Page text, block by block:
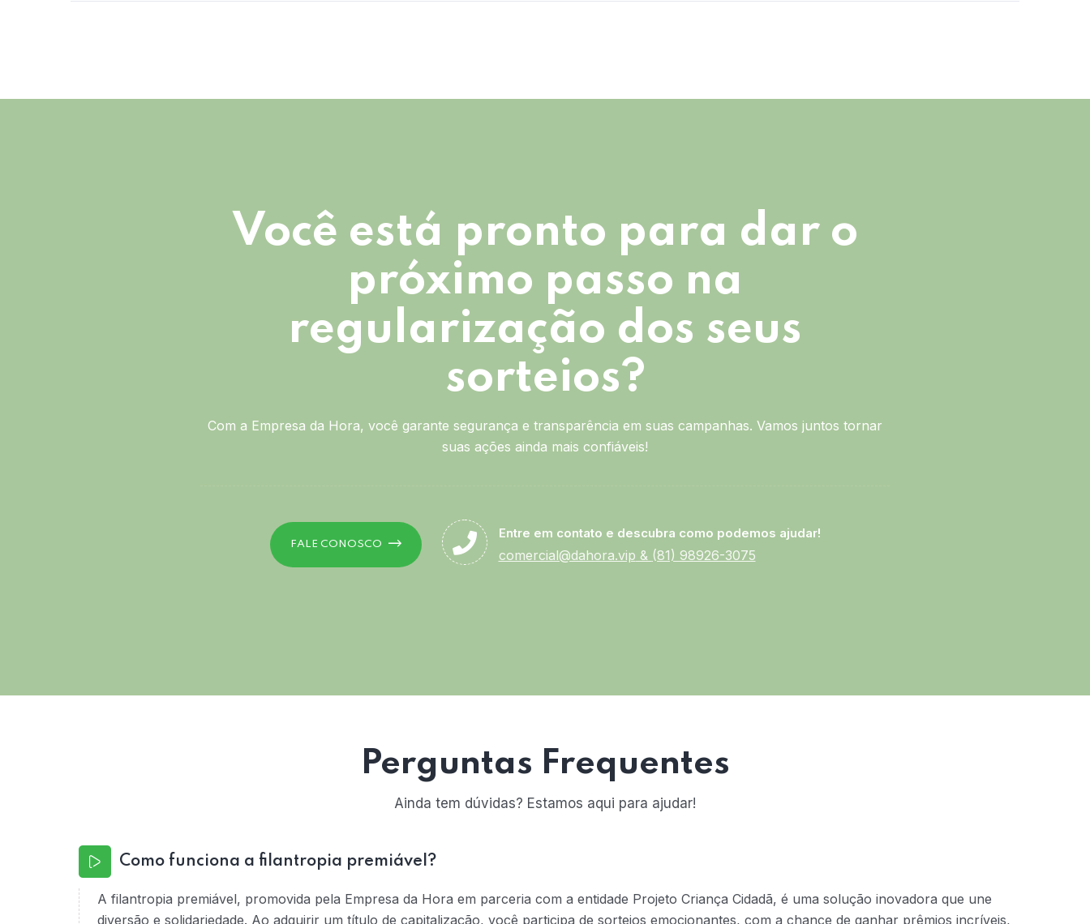
Você está pronto para dar o
próximo passo na
regularização dos seus
sorteios?
Com a Empresa da Hora, você garante segurança e transparência em suas campanhas. Vamos juntos tornar
suas ações ainda mais confiáveis!
FALE CONOSCO
Entre em contato e descubra como podemos ajudar!
comercial@dahora.vip & (81) 98926-3075
Perguntas Frequentes
Ainda tem dúvidas? Estamos aqui para ajudar!
Como funciona a filantropia premiável?
A filantropia premiável, promovida pela Empresa da Hora em parceria com a entidade Projeto Criança Cidadã, é uma solução inovadora que une
diversão e solidariedade. Ao adquirir um título de capitalização, você participa de sorteios emocionantes, com a chance de ganhar prêmios incríveis,